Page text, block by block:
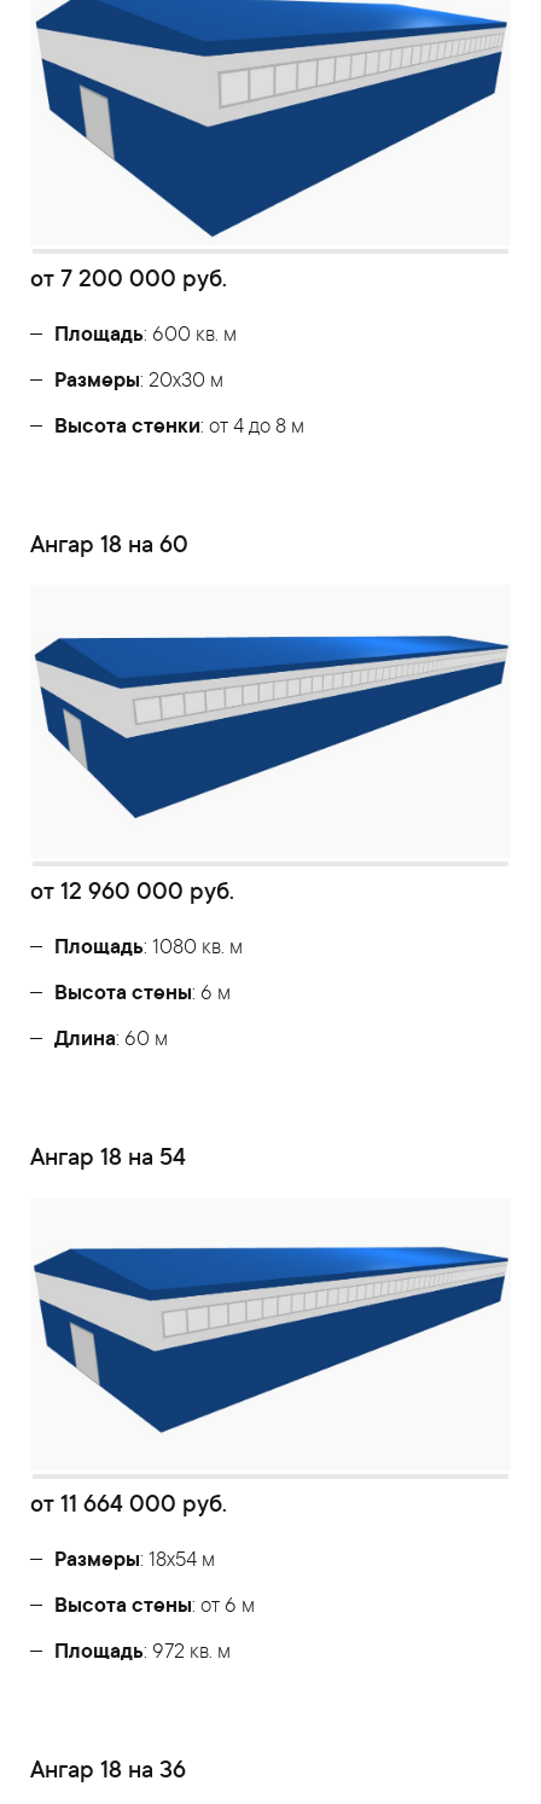
от 7 200 000 руб.
Площадь: 600 кв. м
Размеры: 20х30 м
Высота стенки: от 4 до 8 м
Ангар 18 на 60
от 12 960 000 руб.
Площадь: 1080 кв. м
Высота стены: 6 м
Длина: 60 м
Ангар 18 на 54
от 11 664 000 руб.
Размеры: 18х54 м
Высота стены: от 6 м
Площадь: 972 кв. м
Ангар 18 на 36